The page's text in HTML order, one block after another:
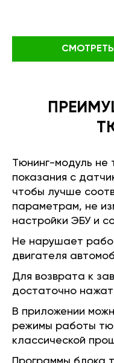
Тюнинг-модуль не
показания с
чтобы лучше
параметрам, не
настройки ЭБУ и
Не нарушает
двигателя
Для возврата к
достаточно
В приложении
режимы работы
классической